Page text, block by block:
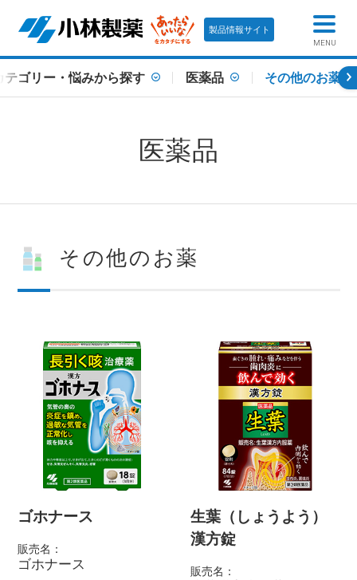
製品情報サイト
MENU
テゴリー・悩みから探す 医薬品 その他のお薬
医薬品
その他のお薬
ゴホナース
販売名：
ゴホナース
生葉（しょうよう）
漢方錠
販売名：